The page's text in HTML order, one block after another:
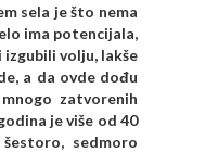
sela je što nema
ima potencijala,
izgubili volju, lakše
a da ovde dođu
zatvorenih
je više od 40
sedmoro